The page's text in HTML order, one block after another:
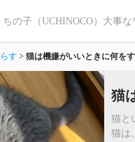
ちの子（UCHINOCO）大事
す 猫は機嫌がいいときに何を
猫
猫と
猫は